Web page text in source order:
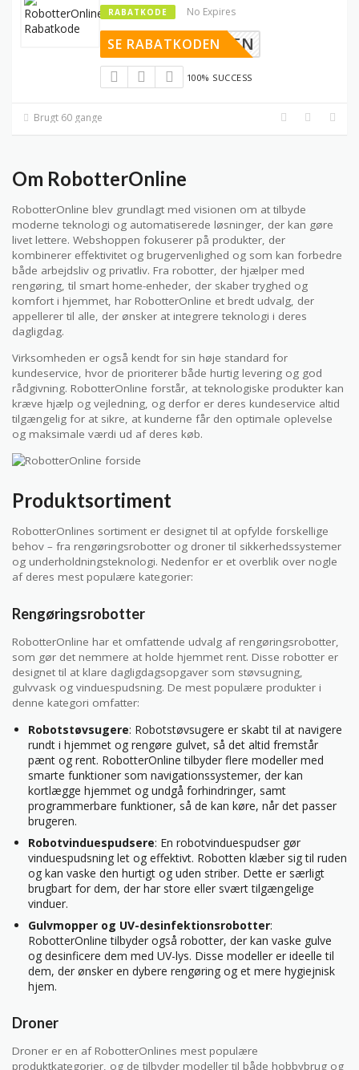
RABATKODE No Expires
ELKOMMEN
SE RABATKODEN
100% SUCCESS
Brugt 60 gange
Om RobotterOnline
RobotterOnline blev grundlagt med visionen om at tilbyde
moderne teknologi og automatiserede løsninger, der kan gøre
livet lettere. Webshoppen fokuserer på produkter, der
kombinerer effektivitet og brugervenlighed og som kan forbedre
både arbejdsliv og privatliv. Fra robotter, der hjælper med
rengøring, til smart home-enheder, der skaber tryghed og
komfort i hjemmet, har RobotterOnline et bredt udvalg, der
appellerer til alle, der ønsker at integrere teknologi i deres
dagligdag.
Virksomheden er også kendt for sin høje standard for
kundeservice, hvor de prioriterer både hurtig levering og god
rådgivning. RobotterOnline forstår, at teknologiske produkter kan
kræve hjælp og vejledning, og derfor er deres kundeservice altid
tilgængelig for at sikre, at kunderne får den optimale oplevelse
og maksimale værdi ud af deres køb.
Produktsortiment
RobotterOnlines sortiment er designet til at opfylde forskellige
behov – fra rengøringsrobotter og droner til sikkerhedssystemer
og underholdningsteknologi. Nedenfor er et overblik over nogle
af deres mest populære kategorier:
Rengøringsrobotter
RobotterOnline har et omfattende udvalg af rengøringsrobotter,
som gør det nemmere at holde hjemmet rent. Disse robotter er
designet til at klare dagligdagsopgaver som støvsugning,
gulvvask og vinduespudsning. De mest populære produkter i
denne kategori omfatter:
Robotstøvsugere: Robotstøvsugere er skabt til at navigere
rundt i hjemmet og rengøre gulvet, så det altid fremstår
pænt og rent. RobotterOnline tilbyder flere modeller med
smarte funktioner som navigationssystemer, der kan
kortlægge hjemmet og undgå forhindringer, samt
programmerbare funktioner, så de kan køre, når det passer
brugeren.
Robotvinduespudsere: En robotvinduespudser gør
vinduespudsning let og effektivt. Robotten klæber sig til ruden
og kan vaske den hurtigt og uden striber. Dette er særligt
brugbart for dem, der har store eller svært tilgængelige
vinduer.
Gulvmopper og UV-desinfektionsrobotter:
RobotterOnline tilbyder også robotter, der kan vaske gulve
og desinficere dem med UV-lys. Disse modeller er ideelle til
dem, der ønsker en dybere rengøring og et mere hygiejnisk
hjem.
Droner
Droner er en af RobotterOnlines mest populære
produktkategorier, og de tilbyder modeller til både hobbybrug og